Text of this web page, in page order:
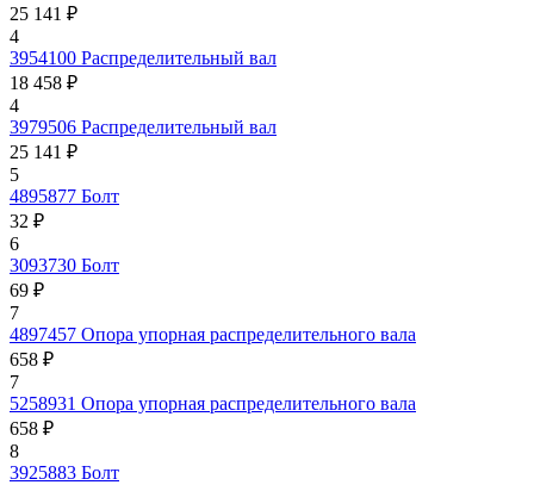
25 141 ₽
4
3954100 Распределительный вал
18 458 ₽
4
3979506 Распределительный вал
25 141 ₽
5
4895877 Болт
32 ₽
6
3093730 Болт
69 ₽
7
4897457 Опора упорная распределительного вала
658 ₽
7
5258931 Опора упорная распределительного вала
658 ₽
8
3925883 Болт